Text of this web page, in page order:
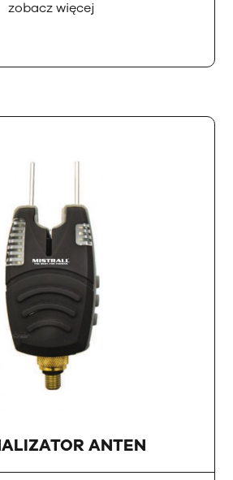
zobacz więcej
ANTEN